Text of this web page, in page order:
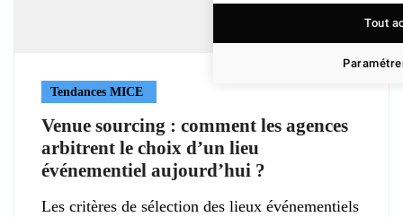
Tendances MICE
Venue sourcing : comment les agences
arbitrent le choix d’un lieu
événementiel aujourd’hui ?
Les critères de sélection des lieux événementiels
Tout